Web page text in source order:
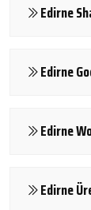
Edirne
Edirne
Edirne
Edirne